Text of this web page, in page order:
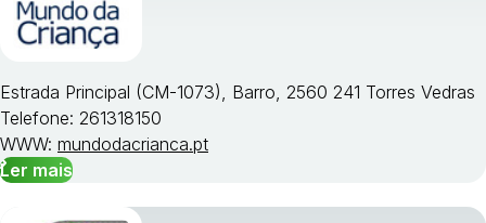
Estrada Principal (CM-1073), Barro, 2560 241 Torres Vedras
Telefone: 261318150
WWW: mundodacrianca.pt
Ler mais